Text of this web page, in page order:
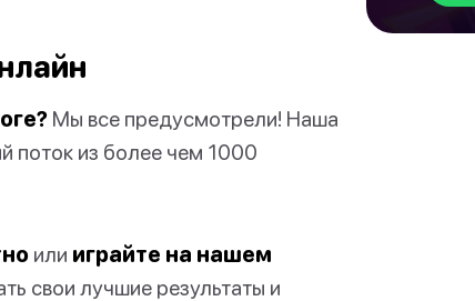
Мы все предусмотрели! Наша
поток из более чем 1000
или играйте на нашем
свои лучшие результаты и